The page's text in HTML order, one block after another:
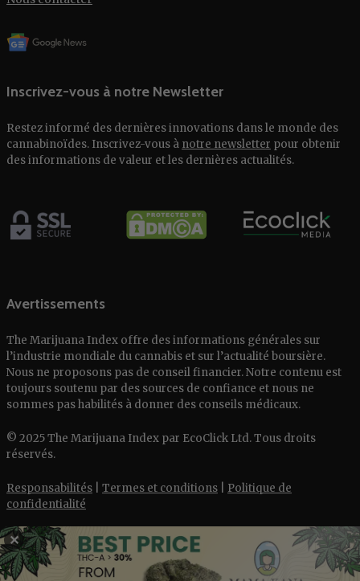
Inscrivez-vous à notre Newsletter
Restez informé des dernières innovations dans le monde des
cannabinoïdes. Inscrivez-vous à notre newsletter pour obtenir
des informations de valeur et les dernières actualités.
Avertissements
The Marijuana Index offre des informations générales sur
l’industrie mondiale du cannabis et sur l’actualité boursière.
Nous ne proposons pas de conseil financier. Notre contenu est
toujours soutenu par des sources de confiance et nous ne
sommes pas habilités à donner des conseils médicaux.
© 2025 The Marijuana Index par EcoClick Ltd. Tous droits
réservés.
Responsabilités Termes et conditions
Politique de
confidentialité
English
✕